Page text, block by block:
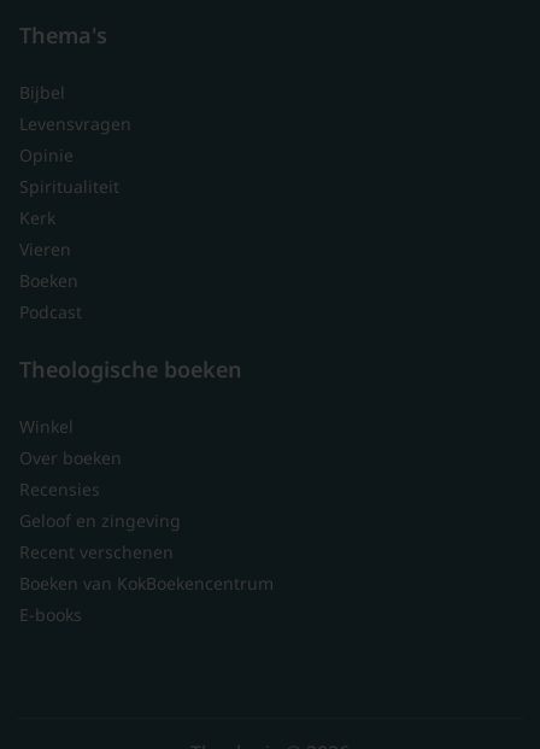
Thema's
Bijbel
Levensvragen
Opinie
Spiritualiteit
Kerk
Vieren
Boeken
Podcast
Theologische boeken
Winkel
Over boeken
Recensies
Geloof en zingeving
Recent verschenen
Boeken van KokBoekencentrum
E-books